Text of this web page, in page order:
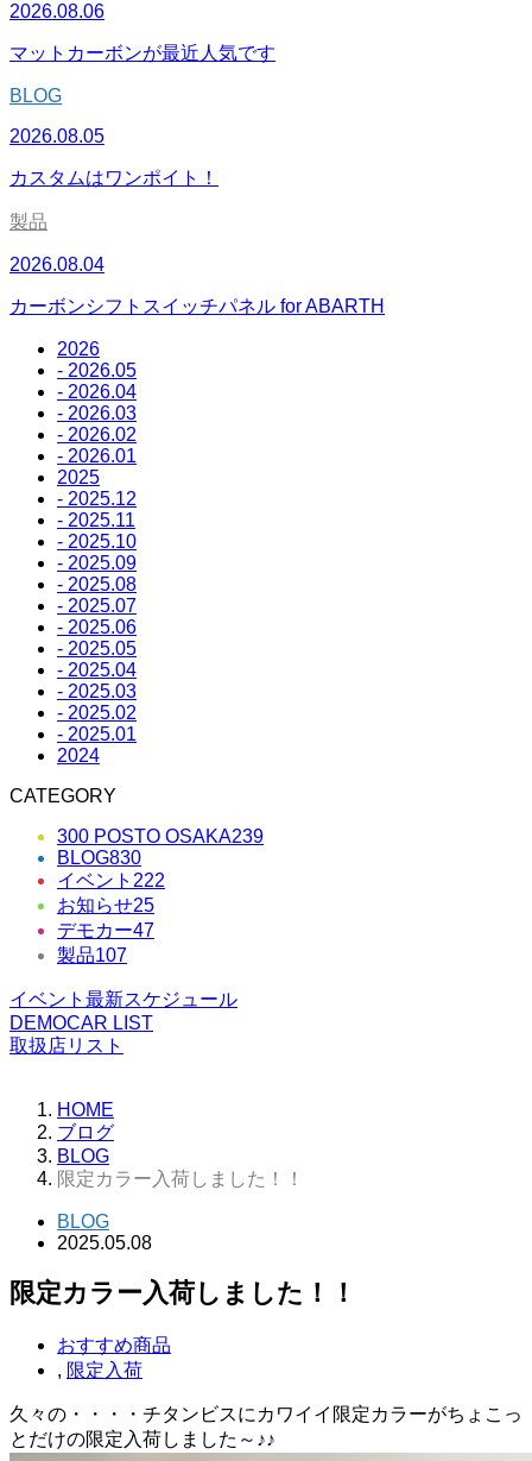
2026.08.06
マットカーボンが最近人気です
BLOG
2026.08.05
カスタムはワンポイト！
製品
2026.08.04
カーボンシフトスイッチパネル for ABARTH
2026
- 2026.05
- 2026.04
- 2026.03
- 2026.02
- 2026.01
2025
- 2025.12
- 2025.11
- 2025.10
- 2025.09
- 2025.08
- 2025.07
- 2025.06
- 2025.05
- 2025.04
- 2025.03
- 2025.02
- 2025.01
2024
CATEGORY
300 POSTO OSAKA239
BLOG830
イベント 222
お知らせ25
デモカー47
製品107
イベント最新スケジュール
DEMOCAR LIST
取扱店リスト
HOME
ブログ
BLOG
限定カラー入荷しました！！
BLOG
2025.05.08
限定カラー入荷しました！！
おすすめ商品
, 限定入荷
久々の・・・・チタンビスにカワイイ限定カラーがちょこっ
とだけの限定入荷しました～♪♪